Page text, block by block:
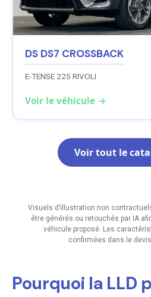
DS DS7 CROSSBACK
E-TENSE 225 RIVOLI
Voir le véhicule →
Voir tout le
Visuels d’illustration non
être générés ou retouchés par IA
véhicule proposé. Les
confirmées dans le
Pourquoi la LLD